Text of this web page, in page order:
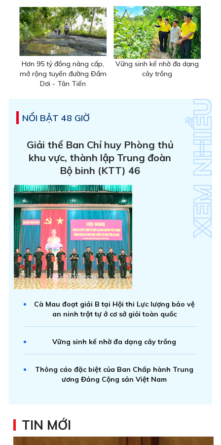
Hơn 95 tỷ đồng nâng cấp,
mở rộng tuyến đường Đầm
Dơi - Tân Tiến
Vững sinh kế nhờ đa dạng
cây trồng
NỔI BẬT 48 GIỜ
Giải thể Ban Chỉ huy Phòng thủ
khu vực, thành lập Trung đoàn
Bộ binh (KTT) 46
Cà Mau đoạt giải B tại Hội thi Lực lượng bảo vệ
an ninh trật tự ở cơ sở giỏi toàn quốc
Vững sinh kế nhờ đa dạng cây trồng
Thông cáo đặc biệt của Ban Chấp hành Trung
ương Đảng Cộng sản Việt Nam
TIN MỚI